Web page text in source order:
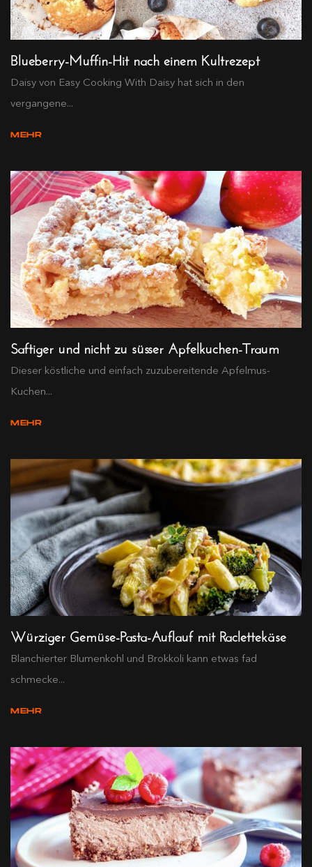
Blueberry-Muffin-Hit nach einem Kultrezept
Daisy von Easy Cooking With Daisy hat sich in den
vergangene...
MEHR
Saftiger und nicht zu süsser Apfelkuchen-Traum
Dieser köstliche und einfach zuzubereitende Apfelmus-
Kuchen...
MEHR
Würziger Gemüse-Pasta-Auflauf mit Raclettekäse
Blanchierter Blumenkohl und Brokkoli kann etwas fad
schmecke...
MEHR